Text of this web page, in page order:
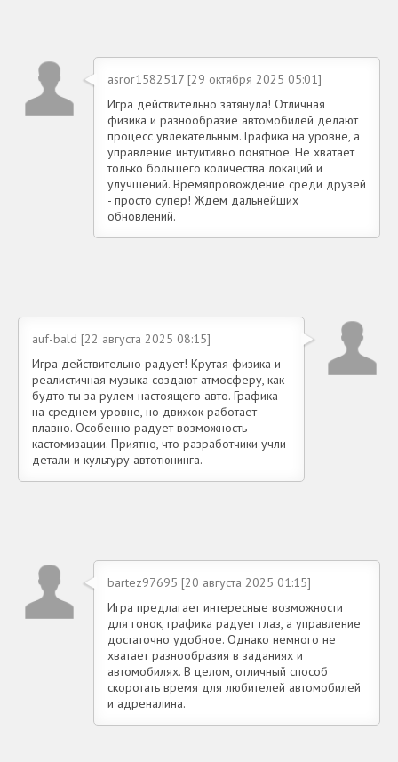
asror1582517 [29 октября 2025 05:01]
Игра действительно затянула! Отличная
физика и разнообразие автомобилей делают
процесс увлекательным. Графика на уровне, а
управление интуитивно понятное. Не хватает
только большего количества локаций и
улучшений. Времяпровождение среди друзей
- просто супер! Ждем дальнейших
обновлений.
auf-bald [22 августа 2025 08:15]
Игра действительно радует! Крутая физика и
реалистичная музыка создают атмосферу, как
будто ты за рулем настоящего авто. Графика
на среднем уровне, но движок работает
плавно. Особенно радует возможность
кастомизации. Приятно, что разработчики учли
детали и культуру автотюнинга.
bartez97695 [20 августа 2025 01:15]
Игра предлагает интересные возможности
для гонок, графика радует глаз, а управление
достаточно удобное. Однако немного не
хватает разнообразия в заданиях и
автомобилях. В целом, отличный способ
скоротать время для любителей автомобилей
и адреналина.